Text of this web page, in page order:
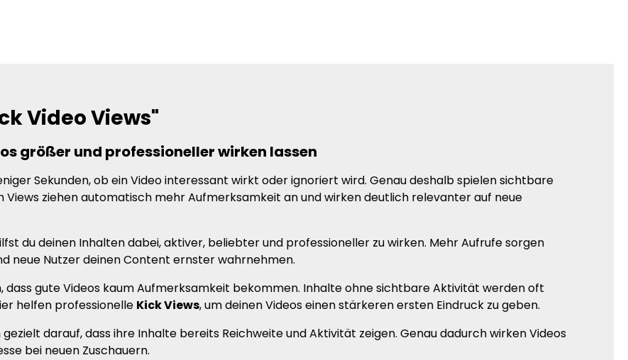
Video Views"
größer und professioneller wirken lassen
Sekunden, ob ein Video interessant wirkt oder ignoriert wird. Genau deshalb spielen sichtbare
Views ziehen automatisch mehr Aufmerksamkeit an und wirken deutlich relevanter auf neue
du deinen Inhalten dabei, aktiver, beliebter und professioneller zu wirken. Mehr Aufrufe sorgen
neue Nutzer deinen Content ernster wahrnehmen.
gute Videos kaum Aufmerksamkeit bekommen. Inhalte ohne sichtbare Aktivität werden oft
helfen professionelle Kick Views, um deinen Videos einen stärkeren ersten Eindruck zu geben.
darauf, dass ihre Inhalte bereits Reichweite und Aktivität zeigen. Genau dadurch wirken Videos
bei neuen Zuschauern.